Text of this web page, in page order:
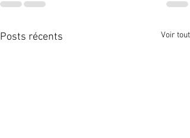
Posts récents Voir tout